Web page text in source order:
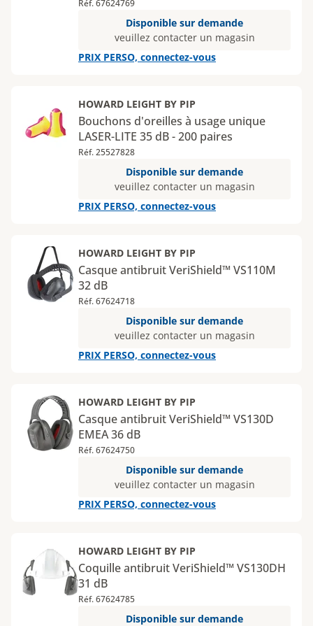
Réf. 67624769
Disponible sur demande
veuillez contacter un magasin
PRIX PERSO, connectez-vous
HOWARD LEIGHT BY PIP
Bouchons d'oreilles à usage unique
LASER-LITE 35 dB - 200 paires
Réf. 25527828
Disponible sur demande
veuillez contacter un magasin
PRIX PERSO, connectez-vous
HOWARD LEIGHT BY PIP
Casque antibruit VeriShield™ VS110M
32 dB
Réf. 67624718
Disponible sur demande
veuillez contacter un magasin
PRIX PERSO, connectez-vous
HOWARD LEIGHT BY PIP
Casque antibruit VeriShield™ VS130D
EMEA 36 dB
Réf. 67624750
Disponible sur demande
veuillez contacter un magasin
PRIX PERSO, connectez-vous
HOWARD LEIGHT BY PIP
Coquille antibruit VeriShield™ VS130DH
31 dB
Réf. 67624785
Disponible sur demande